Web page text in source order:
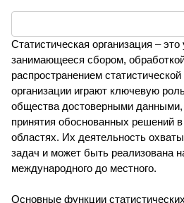
Статистическая организация –
занимающееся сбором,
распространением
организации играют ключевую
общества достоверными
принятия обоснованных решений
областях. Их деятельность
задач и может быть реализована
международного до местного.
Основные функции